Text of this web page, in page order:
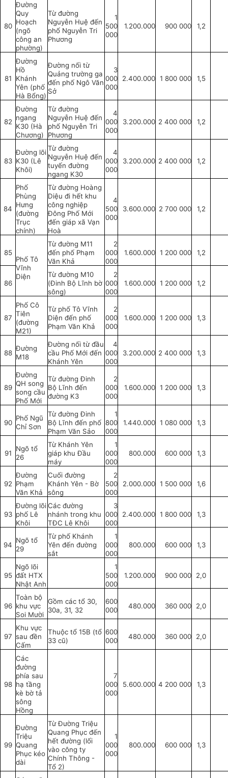
80
Đường
Quy
Hoạch
(ngõ
công an
phường)
Từ đường
Nguyễn Huệ đến
phố Nguyễn Tri
Phương
1
500
000
1.200.000 900 000 1,2
81
Đường
Hồ
Khánh
Yên (phố
Hà Bổng)
Đường nối từ
Quảng trường ga
đến phố Ngô Văn
Sở
3
000
000
2.400.000 1 800 000 1,5
82
Đường
ngang
K30 (Hà
Chương)
Từ đường
Nguyễn Huệ đến
phố Nguyễn Tri
Phương
4
000
000
3.200.000 2 400 000 1,2
83
Đường lõi
K30 (Lê
Khôi)
Từ đường
Nguyễn Huệ đến
tuyến đường
ngang K30
4
000
000
3.200.000 2 400 000 1,2
84
Phố
Phùng
Hưng
(đường
Trục
chính)
Từ đường Hoàng
Diệu đi hết khu
công nghiệp
Đông Phố Mới
đến giáp xã Vạn
Hoà
4
500
000
3.600.000 2 700 000 1,2
85
Phố Tô
Vĩnh
Diện
Từ đường M11
đến phố Phạm
Văn Khả
2
000
000
1.600.000 1 200 000 1,2
86
Từ đường M10
(Đinh Bộ Lĩnh bờ
sông)
2
000
000
1.600.000 1 200 000 1,2
87
Phố Cô
Tiên
(đường
M21)
Từ phố Tô Vĩnh
Diện đến phố
Phạm Văn Khả
2
000
000
1.600.000 1 200 000 1,3
88
Đường
M18
Đường nối từ đầu
cầu Phố Mới đến
Khánh Yên
4
000
000
3.200.000 2 400 000 1,3
89
Đường
QH song
song cầu
Phố Mới
Từ đường Đinh
Bộ Lĩnh đến
đường K3
2
000
000
1.600.000 1 200 000 1,3
90
Phố Ngũ
Chỉ Sơn
Từ đường Đinh
Bộ Lĩnh đến phố
Phạm Văn Sảo
1
800
000
1.440.000 1 080 000 1,3
91
Ngõ tổ
26
Từ Khánh Yên
giáp khu Đầu
máy
1
000
000
800.000 600 000 1,3
92
Đường
Phạm
Văn Khả
Cuối đường
Khánh Yên - Bờ
sông
2
500
000
2.000.000 1 500 000 1,6
93
Đường lõi
phố Lê
Khôi
Các đường
nhánh trong khu
TĐC Lê Khôi
3
000
000
2.400.000 1 800 000 1,3
94
Ngõ tổ
29
Từ phố Khánh
Yên đến đường
sắt
1
000
000
800.000 600 000 1,3
95
Ngõ lõi
đất HTX
Nhật Anh
1
500
000
1.200.000 900 000 2,0
96
Toàn bộ
khu vực
Soi Mười
Gồm các tổ 30,
30a, 31, 32
600
000
480.000 360 000 2,0
97
Khu vực
sau đền
Cấm
Thuộc tổ 15B (tổ
33 cũ)
600
000
480.000 360 000 2,0
98
Các
đường
phía sau
hạ tầng
kè bờ tả
sông
Hồng
7
000
000
5.600.000 4 200 000 1,3
99
Đường
Triệu
Quang
Phục kéo
dài
Từ Đường Triệu
Quang Phục đến
hết đường (lối
vào công ty
Chính Thông -
Tổ 2)
1
000
000
800.000 600 000 1,3